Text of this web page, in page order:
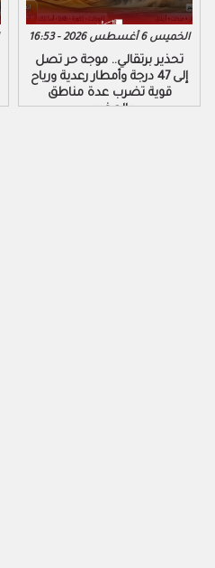
الخميس 6 أغسطس 2026 - 16:53
تحذير برتقالي.. موجة حر تصل
إلى 47 درجة وأمطار رعدية ورياح
قوية تضرب عدة مناطق
بالمغرب